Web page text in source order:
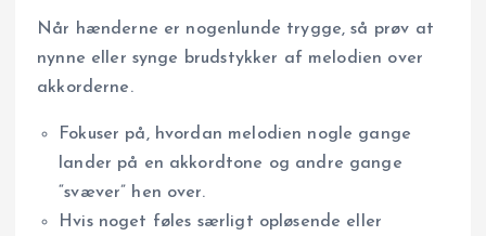
Når hænderne er nogenlunde trygge, så prøv at
nynne eller synge brudstykker af melodien over
akkorderne.
Fokuser på, hvordan melodien nogle gange
lander på en akkordtone og andre gange
“svæver” hen over.
Hvis noget føles særligt opløsende eller